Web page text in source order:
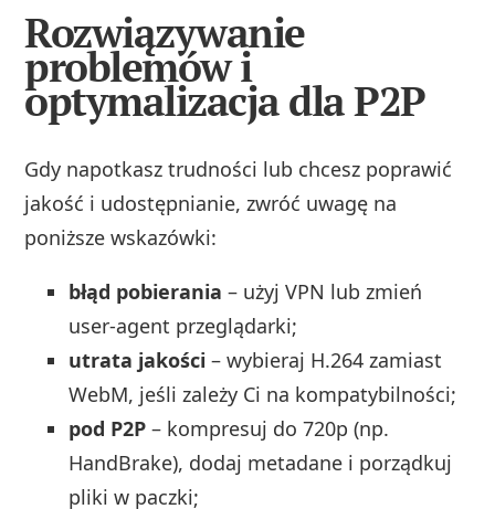
Rozwiązywanie
problemów i
optymalizacja dla P2P
Gdy napotkasz trudności lub chcesz poprawić
jakość i udostępnianie, zwróć uwagę na
poniższe wskazówki:
błąd pobierania – użyj VPN lub zmień
user-agent przeglądarki;
utrata jakości – wybieraj H.264 zamiast
WebM, jeśli zależy Ci na kompatybilności;
pod P2P – kompresuj do 720p (np.
HandBrake), dodaj metadane i porządkuj
pliki w paczki;